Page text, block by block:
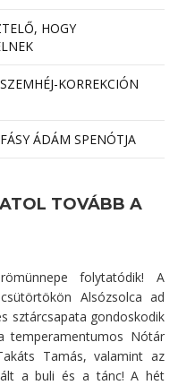
HOGY
KORREKCIÓN
ÁDÁM SPENÓTJA
TOVÁBB A
folytatódik! A
Alsózsolca ad
sztárcsapata gondoskodik
temperamentumos Nótár
Tamás, valamint az
a buli és a tánc! A hét